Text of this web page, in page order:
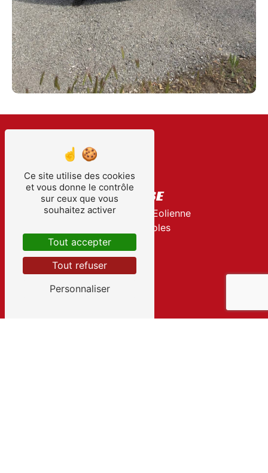
ADRESSE
158 Chemin de l'Eolienne
83170 Brignoles
Ce site utilise des cookies
et vous donne le contrôle
sur ceux que vous
souhaitez activer
Tout accepter
Tout refuser
Personnaliser